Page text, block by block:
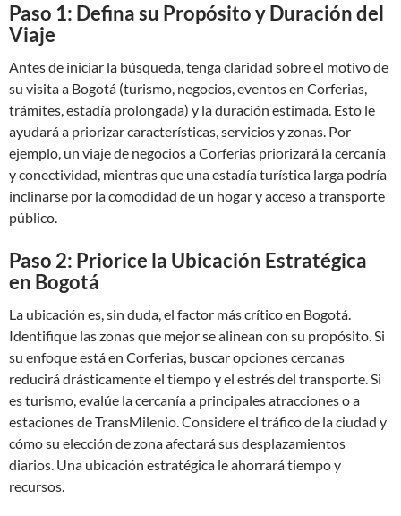
Paso 1: Defina su Propósito y Duración del
Viaje
Antes de iniciar la búsqueda, tenga claridad sobre el motivo de
su visita a Bogotá (turismo, negocios, eventos en Corferias,
trámites, estadía prolongada) y la duración estimada. Esto le
ayudará a priorizar características, servicios y zonas. Por
ejemplo, un viaje de negocios a Corferias priorizará la cercanía
y conectividad, mientras que una estadía turística larga podría
inclinarse por la comodidad de un hogar y acceso a transporte
público.
Paso 2: Priorice la Ubicación Estratégica
en Bogotá
La ubicación es, sin duda, el factor más crítico en Bogotá.
Identifique las zonas que mejor se alinean con su propósito. Si
su enfoque está en Corferias, buscar opciones cercanas
reducirá drásticamente el tiempo y el estrés del transporte. Si
es turismo, evalúe la cercanía a principales atracciones o a
estaciones de TransMilenio. Considere el tráfico de la ciudad y
cómo su elección de zona afectará sus desplazamientos
diarios. Una ubicación estratégica le ahorrará tiempo y
recursos.